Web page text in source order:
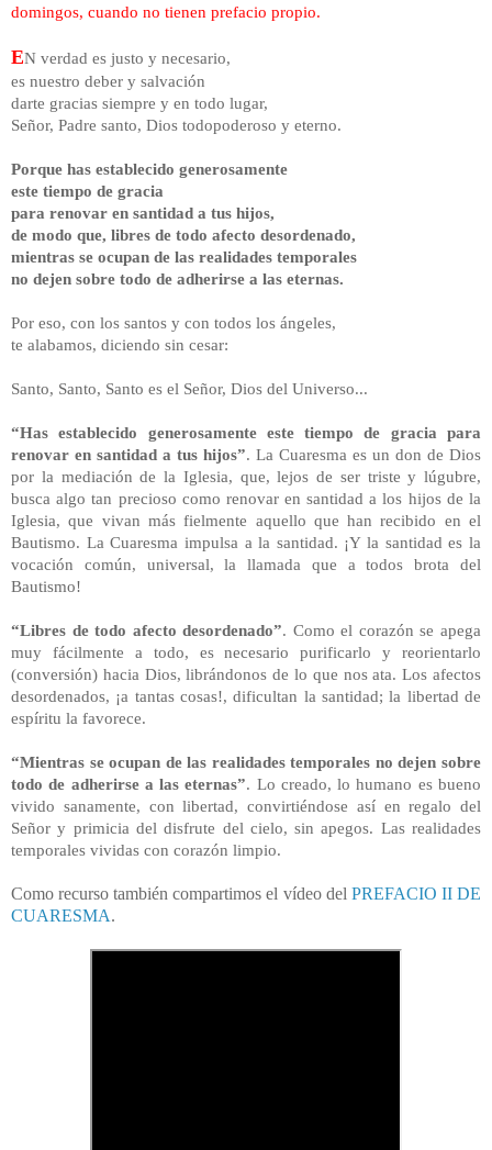
domingos, cuando no tienen prefacio propio.
EN verdad es justo y necesario,
es nuestro deber y salvación
darte gracias siempre y en todo lugar,
Señor, Padre santo, Dios todopoderoso y eterno.
Porque has establecido generosamente
este tiempo de gracia
para renovar en santidad a tus hijos,
de modo que, libres de todo afecto desordenado,
mientras se ocupan de las realidades temporales
no dejen sobre todo de adherirse a las eternas.
Por eso, con los santos y con todos los ángeles,
te alabamos, diciendo sin cesar:
Santo, Santo, Santo es el Señor, Dios del Universo...
“Has establecido generosamente este tiempo de gracia para
renovar en santidad a tus hijos”. La Cuaresma es un don de Dios
por la mediación de la Iglesia, que, lejos de ser triste y lúgubre,
busca algo tan precioso como renovar en santidad a los hijos de la
Iglesia, que vivan más fielmente aquello que han recibido en el
Bautismo. La Cuaresma impulsa a la santidad. ¡Y la santidad es la
vocación común, universal, la llamada que a todos brota del
Bautismo!
“Libres de todo afecto desordenado”. Como el corazón se apega
muy fácilmente a todo, es necesario purificarlo y reorientarlo
(conversión) hacia Dios, librándonos de lo que nos ata. Los afectos
desordenados, ¡a tantas cosas!, dificultan la santidad; la libertad de
espíritu la favorece.
“Mientras se ocupan de las realidades temporales no dejen sobre
todo de adherirse a las eternas”. Lo creado, lo humano es bueno
vivido sanamente, con libertad, convirtiéndose así en regalo del
Señor y primicia del disfrute del cielo, sin apegos. Las realidades
temporales vividas con corazón limpio.
Como recurso también compartimos el vídeo del PREFACIO II DE
CUARESMA.